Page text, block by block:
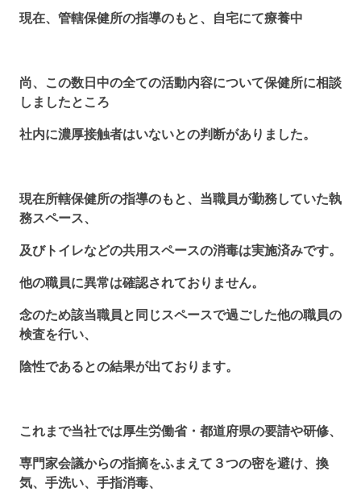
現在、管轄保健所の指導のもと、自宅にて療養中
尚、この数日中の全ての活動内容について保健所に相談
しましたところ
社内に濃厚接触者はいないとの判断がありました。
現在所轄保健所の指導のもと、当職員が勤務していた執
務スペース、
及びトイレなどの共用スペースの消毒は実施済みです。
他の職員に異常は確認されておりません。
念のため該当職員と同じスペースで過ごした他の職員の
検査を行い、
陰性であるとの結果が出ております。
これまで当社では厚生労働省・都道府県の要請や研修、
専門家会議からの指摘をふまえて３つの密を避け、換
気、手洗い、手指消毒、